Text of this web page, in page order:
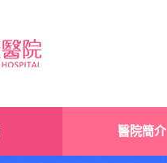
醫院簡介